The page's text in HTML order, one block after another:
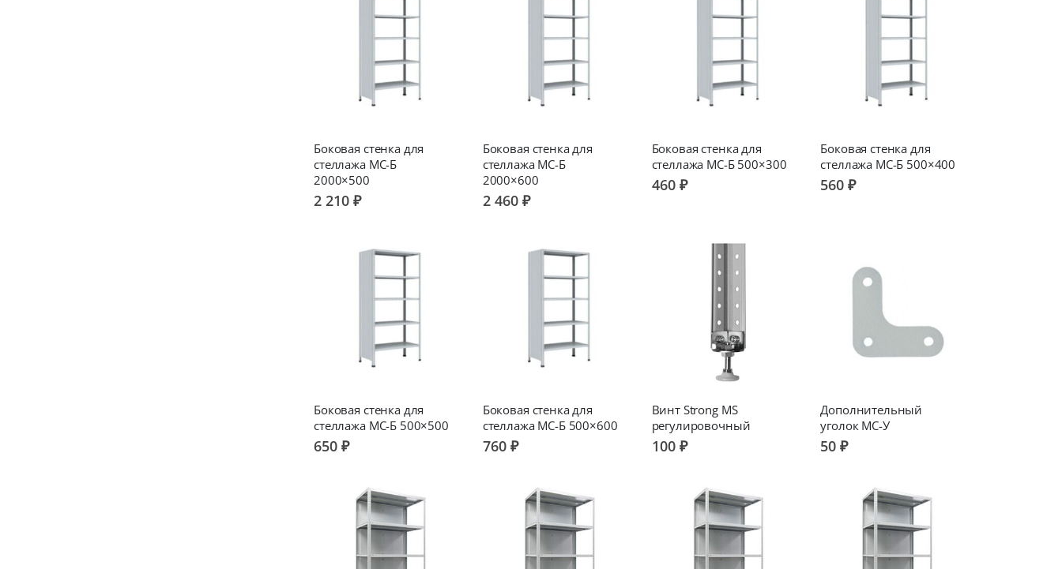
Боковая стенка для
стеллажа МС-Б
2000×500
2 210 ₽
Боковая стенка для
стеллажа МС-Б
2000×600
2 460 ₽
Боковая стенка для
стеллажа МС-Б 500×300
460 ₽
Боковая стенка для
стеллажа МС-Б 500×400
560 ₽
Боковая стенка для
стеллажа МС-Б 500×500
650 ₽
Боковая стенка для
стеллажа МС-Б 500×600
760 ₽
Винт Strong MS
регулировочный
100 ₽
Дополнительный
уголок МС-У
50 ₽